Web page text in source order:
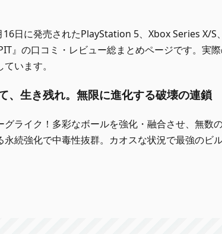
日に発売されたPlayStation 5、Xbox Series X/S
』の口コミ・レビュー総まとめページです。実
います。
、生き残れ。無限に進化する破壊の連鎖
ライク！多彩なボールを強化・融合させ、無数
続強化で中毒性抜群。カオスな状況で最強のビ